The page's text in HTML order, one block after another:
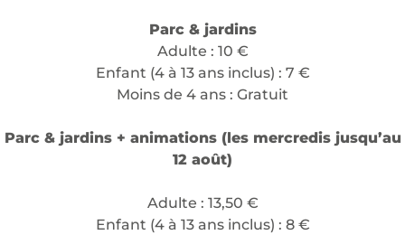
Parc & jardins
Adulte : 10 €
Enfant (4 à 13 ans inclus) : 7 €
Moins de 4 ans : Gratuit
Parc & jardins + animations (les mercredis jusqu’au
12 août)
Adulte : 13,50 €
Enfant (4 à 13 ans inclus) : 8 €